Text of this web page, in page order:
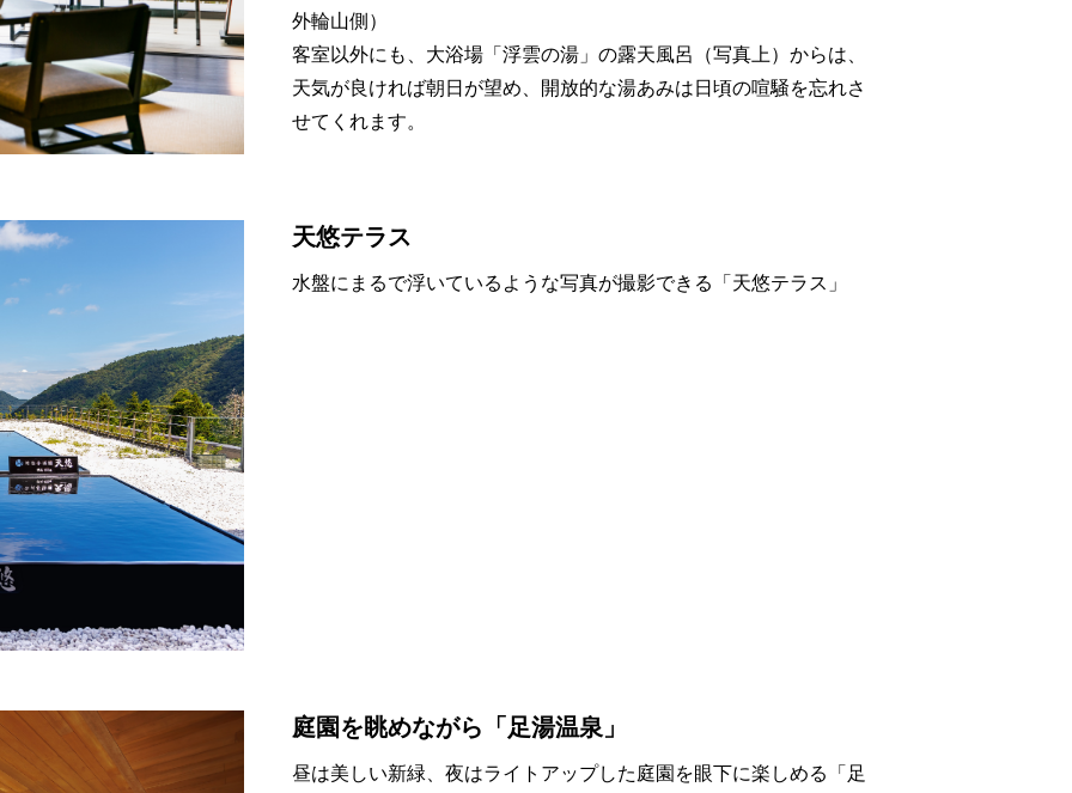
外輪山側）
客室以外にも、大浴場「浮雲の湯」の露天風呂（写真上）からは、
天気が良ければ朝日が望め、開放的な湯あみは日頃の喧騒を忘れさ
せてくれます。
天悠テラス
水盤にまるで浮いているような写真が撮影できる「天悠テラス」
庭園を眺めながら「足湯温泉」
昼は美しい新緑、夜はライトアップした庭園を眼下に楽しめる「足